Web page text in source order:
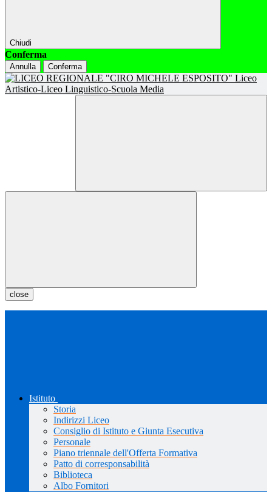
Chiudi
Conferma
Annulla Conferma
close
Istituto
Storia
Indirizzi Liceo
Consiglio di Istituto e Giunta Esecutiva
Personale
Piano triennale dell'Offerta Formativa
Patto di corresponsabilità
Biblioteca
Albo Fornitori